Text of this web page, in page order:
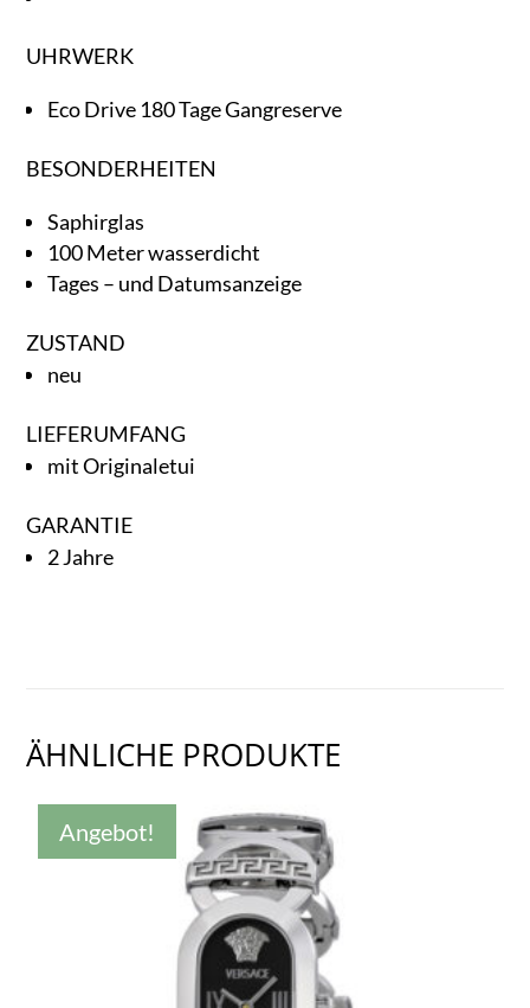
UHRWERK
Eco Drive 180 Tage Gangreserve
BESONDERHEITEN
Saphirglas
100 Meter wasserdicht
Tages – und Datumsanzeige
ZUSTAND
neu
LIEFERUMFANG
mit Originaletui
GARANTIE
2 Jahre
ÄHNLICHE PRODUKTE
Angebot!